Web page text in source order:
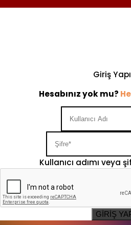
Giriş
Hesabınız yok mu?
Kullanıcı adımı veya
GİRİŞ